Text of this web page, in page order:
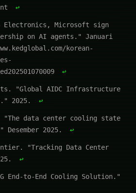
↩
Electronics, Microsoft sign
on AI agents." Januari
korean-
↩
"Global AIDC Infrastructure
2025.
↩
"The data center cooling state
2025.
↩
"Tracking Data Center
↩
End-to-End Cooling Solution."